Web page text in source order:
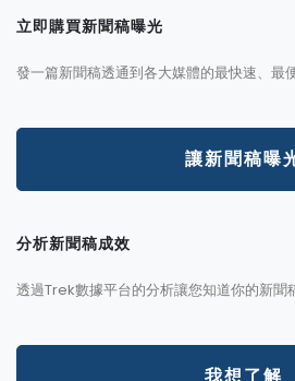
立即購買新聞稿曝光
發一篇新聞稿透通到各大媒體的最快速、最
讓新聞稿曝
分析新聞稿成效
透過Trek數據平台的分析讓您知道你的新聞
我想了解